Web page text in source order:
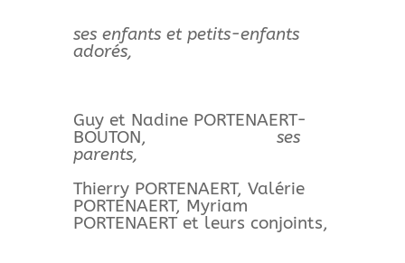
ses enfants et petits-enfants
adorés,
Guy et Nadine PORTENAERT-
BOUTON, ses
parents,
Thierry PORTENAERT, Valérie
PORTENAERT, Myriam
PORTENAERT et leurs conjoints,